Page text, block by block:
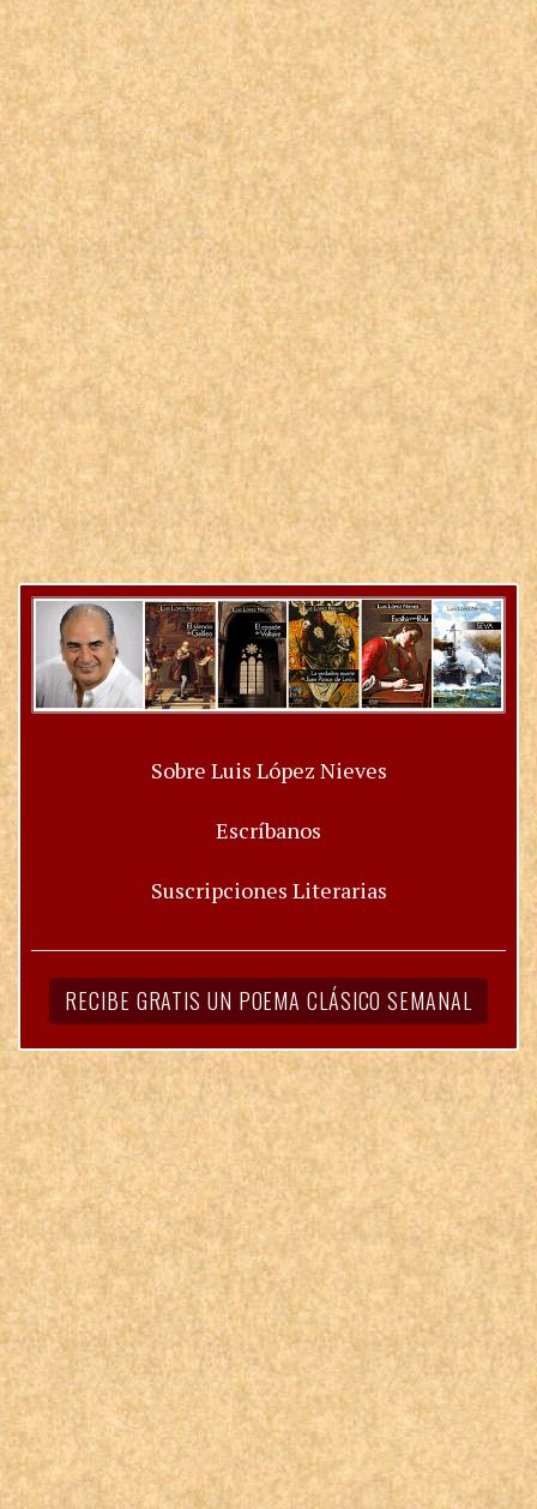
Sobre Luis López Nieves
Escríbanos
Suscripciones Literarias
RECIBE GRATIS UN POEMA CLÁSICO SEMANAL